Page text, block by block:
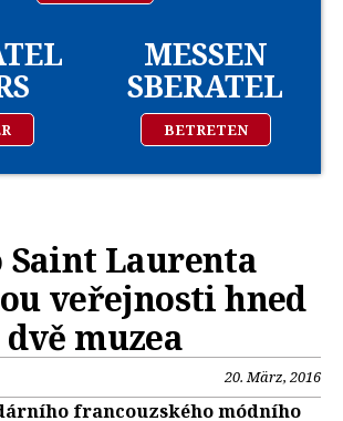
MESSEN
SBERATEL
BETRETEN
Saint Laurenta
veřejnosti hned
dvě muzea
20. März, 2016
francouzského módního